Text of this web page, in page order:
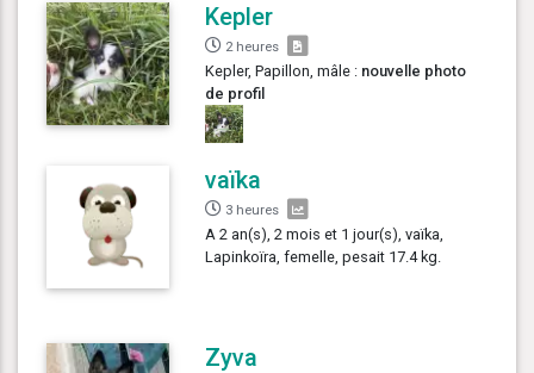
Kepler
2 heures
Kepler, Papillon, mâle : nouvelle photo
de profil
vaïka
3 heures
A 2 an(s), 2 mois et 1 jour(s), vaïka,
Lapinkoïra, femelle, pesait 17.4 kg.
Zyva